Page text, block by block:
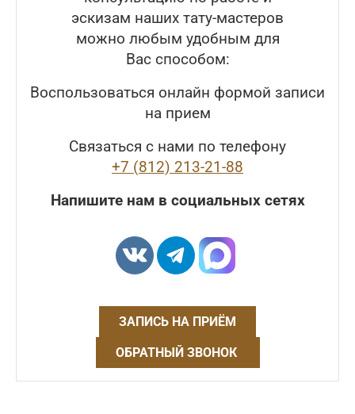
эскизам наших тату-мастеров
можно любым удобным для
Вас способом:
Воспользоваться онлайн формой записи
на прием
Связаться с нами по телефону
+7 (812) 213-21-88
Напишите нам в социальных сетях
ЗАПИСЬ НА ПРИЁМ
ОБРАТНЫЙ ЗВОНОК